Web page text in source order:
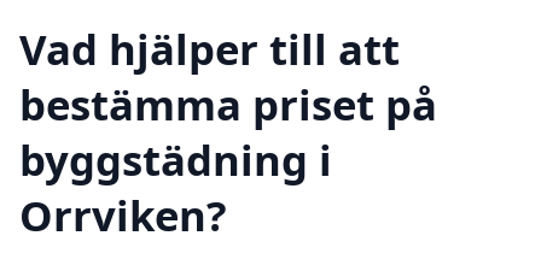
Vad hjälper till att
bestämma priset på
byggstädning i
Orrviken?